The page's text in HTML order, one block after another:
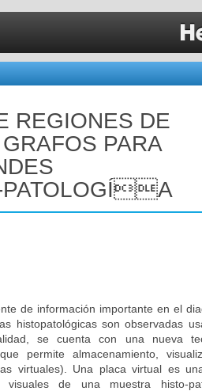
REGIONES DE
PARA
PATOLOGÍA
de información importante en el
histopatológicas son observadas
se cuenta con una nueva
permite almacenamiento,
virtuales). Una placa virtual es
de una muestra histo-